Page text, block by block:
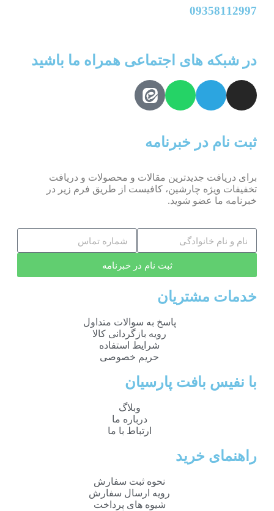
09358112997
در شبکه های اجتماعی همراه ما باشید
ثبت نام در خبرنامه
برای دریافت جدیدترین مقالات و محصولات و دریافت
تخفیفات ویژه چارشین، کافیست از طریق فرم زیر در
خبرنامه ما عضو شوید.
ثبت نام در خبرنامه
خدمات مشتریان
پاسخ به سوالات متداول
رویه بازگردانی کالا
شرایط استفاده
حریم خصوصی
با نفیس بافت پارسیان
وبلاگ
درباره ما
ارتباط با ما
راهنمای خرید
نحوه ثبت سفارش
رویه ارسال سفارش
شیوه های پرداخت